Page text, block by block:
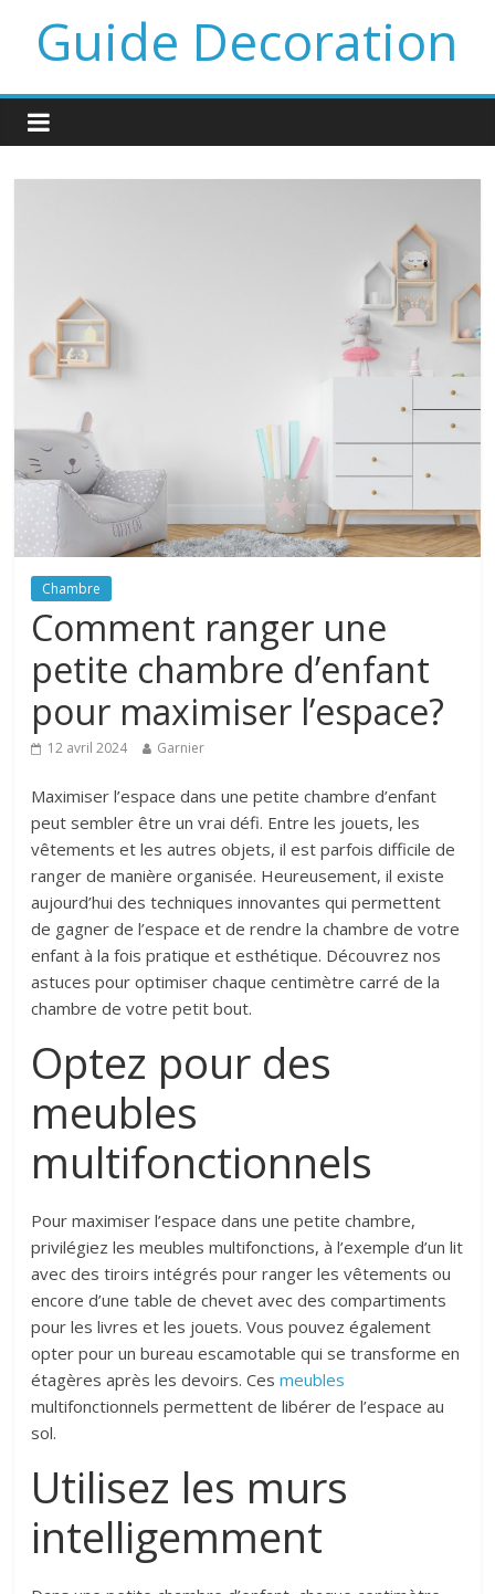
Guide Decoration
Chambre
Comment ranger une
petite chambre d’enfant
pour maximiser l’espace?
12 avril 2024 Garnier
Maximiser l’espace dans une petite chambre d’enfant
peut sembler être un vrai défi. Entre les jouets, les
vêtements et les autres objets, il est parfois difficile de
ranger de manière organisée. Heureusement, il existe
aujourd’hui des techniques innovantes qui permettent
de gagner de l’espace et de rendre la chambre de votre
enfant à la fois pratique et esthétique. Découvrez nos
astuces pour optimiser chaque centimètre carré de la
chambre de votre petit bout.
Optez pour des
meubles
multifonctionnels
Pour maximiser l’espace dans une petite chambre,
privilégiez les meubles multifonctions, à l’exemple d’un lit
avec des tiroirs intégrés pour ranger les vêtements ou
encore d’une table de chevet avec des compartiments
pour les livres et les jouets. Vous pouvez également
opter pour un bureau escamotable qui se transforme en
étagères après les devoirs. Cesmeubles
multifonctionnels permettent de libérer de l’espace au
sol.
Utilisez les murs
intelligemment